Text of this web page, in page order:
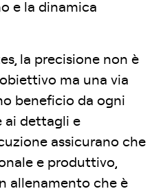
e la dinamica
la precisione non è
ma una via
beneficio da ogni
ai dettagli e
assicurano che
e produttivo,
allenamento che è